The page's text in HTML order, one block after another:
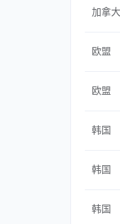
加拿大
欧盟
欧盟
韩国
韩国
韩国